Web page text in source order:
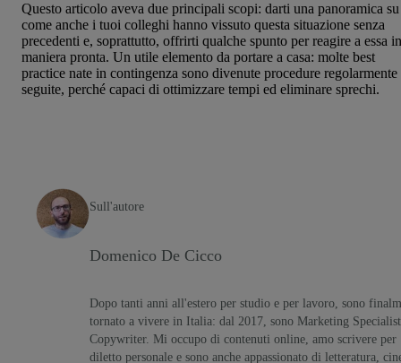
Questo articolo aveva due principali scopi: darti una panoramica su
come anche i tuoi colleghi hanno vissuto questa situazione senza
precedenti e, soprattutto, offrirti qualche spunto per reagire a essa in
maniera pronta. Un utile elemento da portare a casa: molte best
practice nate in contingenza sono divenute procedure regolarmente
seguite, perché capaci di ottimizzare tempi ed eliminare sprechi.
Sull'autore
Domenico De Cicco
Dopo tanti anni all'estero per studio e per lavoro, sono
tornato a vivere in Italia: dal 2017, sono Marketing
Copywriter. Mi occupo di contenuti online, amo scrivere per
diletto personale e sono anche appassionato di letteratura,